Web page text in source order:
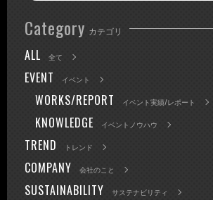
Category カテゴリ
ALL 全て
EVENT イベント
WORKS/REPORT イベント実績/レポート
KNOWLEDGE イベントノウハウ
TREND トレンド
COMPANY 会社のこと
SUSTAINABILITY サステナビリティ